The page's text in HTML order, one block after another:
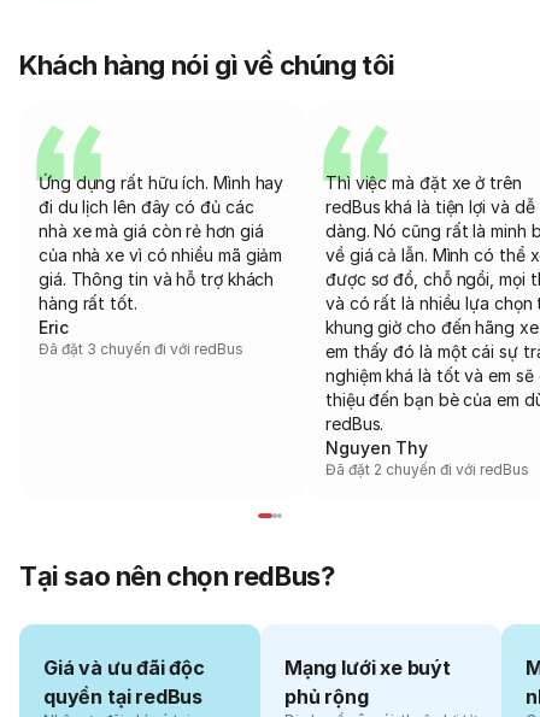
Khách hàng nói gì về chúng tôi
Ứng dụng rất hữu ích. Mình hay
đi du lịch lên đây có đủ các
nhà xe mà giá còn rẻ hơn giá
của nhà xe vì có nhiều mã giảm
giá. Thông tin và hỗ trợ khách
hàng rất tốt.
Eric
Đã đặt 3 chuyến đi với redBus
Thì việc mà đặt xe ở trên
redBus khá là tiện lợi và dễ
dàng. Nó cũng rất là minh
về giá cả lẫn. Mình có thể
được sơ đồ, chỗ ngồi, mọi
và có rất là nhiều lựa chọn
khung giờ cho đến hãng
em thấy đó là một cái sự
nghiệm khá là tốt và em sẽ
thiệu đến bạn bè của em
redBus.
Nguyen Thy
Đã đặt 2 chuyến đi với redBus
Tại sao nên chọn redBus?
Giá và ưu đãi độc
quyền tại redBus
Mạng lưới xe buýt
phủ rộng